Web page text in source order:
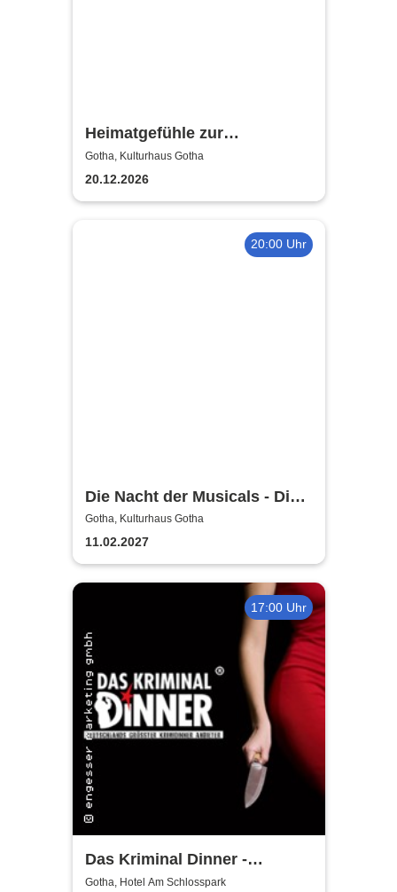
Heimatgefühle zur
Weihnachtszeit 2026 - Das
Konzertprogramm mit Herz
Gotha, Kulturhaus Gotha
20.12.2026
20:00 Uhr
Die Nacht der Musicals - Die
erfolgreichste Musicalgala
aller Zeiten
Gotha, Kulturhaus Gotha
11.02.2027
17:00 Uhr
Das Kriminal Dinner -
Hauptkommissar Schröder
Gotha, Hotel Am Schlosspark